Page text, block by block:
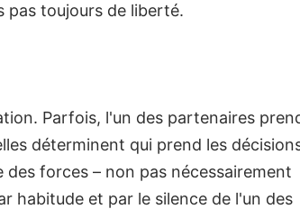
pas toujours de liberté.
Parfois, l'un des partenaires
déterminent qui prend les
forces – non pas nécessairement
habitude et par le silence de l'un des